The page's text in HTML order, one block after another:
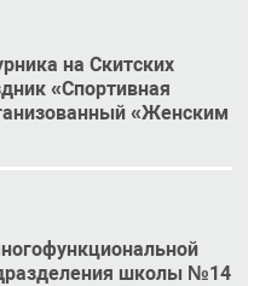
на Скитских
«Спортивная
«Женским
школы №14